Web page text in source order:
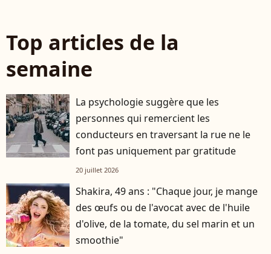
Top articles de la
semaine
La psychologie suggère que les
personnes qui remercient les
conducteurs en traversant la rue ne le
font pas uniquement par gratitude
20 juillet 2026
Shakira, 49 ans : "Chaque jour, je mange
des œufs ou de l'avocat avec de l'huile
d'olive, de la tomate, du sel marin et un
smoothie"